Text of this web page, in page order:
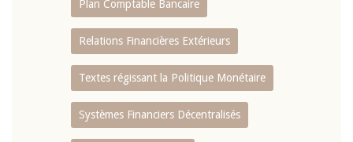
Plan Comptable Bancaire
Relations Financières Extérieurs
Textes régissant la Politique Monétaire
Systèmes Financiers Décentralisés